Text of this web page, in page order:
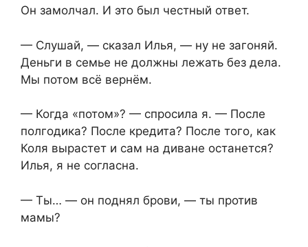
Он замолчал. И это был честный ответ.
— Слушай, — сказал Илья, — ну не загоняй.
Деньги в семье не должны лежать без дела.
Мы потом всё вернём.
— Когда «потом»? — спросила я. — После
полгодика? После кредита? После того, как
Коля вырастет и сам на диване останется?
Илья, я не согласна.
— Ты… — он поднял брови, — ты против
мамы?